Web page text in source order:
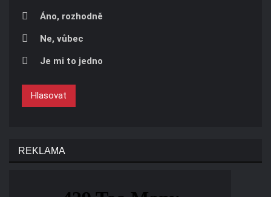
Áno, rozhodně
Ne, vůbec
Je mi to jedno
Hlasovat
REKLAMA